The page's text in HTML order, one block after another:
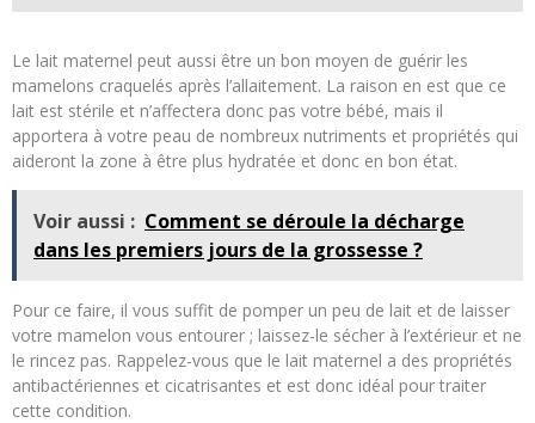
Le lait maternel peut aussi être un bon moyen de guérir les
mamelons craquelés après l’allaitement. La raison en est que ce
lait est stérile et n’affectera donc pas votre bébé, mais il
apportera à votre peau de nombreux nutriments et propriétés qui
aideront la zone à être plus hydratée et donc en bon état.
Voir aussi : Comment se déroule la décharge
dans les premiers jours de la grossesse ?
Pour ce faire, il vous suffit de pomper un peu de lait et de laisser
votre mamelon vous entourer ; laissez-le sécher à l’extérieur et ne
le rincez pas. Rappelez-vous que le lait maternel a des propriétés
antibactériennes et cicatrisantes et est donc idéal pour traiter
cette condition.